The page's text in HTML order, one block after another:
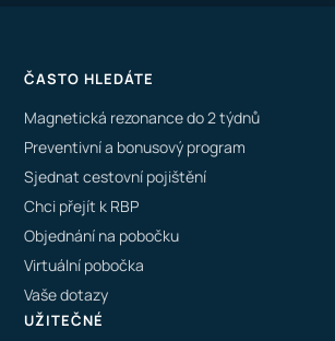
ČASTO HLEDÁTE
Magnetická rezonance do 2 týdnů
Preventivní a bonusový program
Sjednat cestovní pojištění
Chci přejít k RBP
Objednání na pobočku
Virtuální pobočka
Vaše dotazy
UŽITEČNÉ